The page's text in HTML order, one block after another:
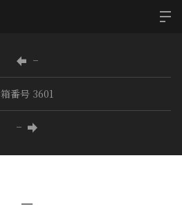
−
箱番号 3601
−
−